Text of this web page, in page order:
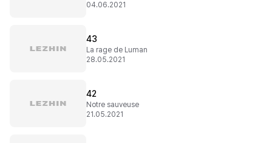
04.06.2021
43
La rage de Luman
28.05.2021
42
Notre sauveuse
21.05.2021